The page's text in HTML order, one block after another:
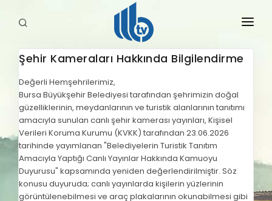
HABERLER
YAYINLARIMIZ
Şehir Kameraları Hakkında Bilgilendirme
Değerli Hemşehrilerimiz,
Bursa Büyükşehir Belediyesi tarafından şehrimizin doğal
güzelliklerinin, meydanlarının ve turistik alanlarının tanıtımı
amacıyla sunulan canlı şehir kamerası yayınları, Kişisel
Verileri Koruma Kurumu (KVKK) tarafından 23.06.2026
tarihinde yayımlanan "Belediyelerin Turistik Tanıtım
Amacıyla Yaptığı Canlı Yayınlar Hakkında Kamuoyu
Duyurusu" kapsamında yeniden değerlendirilmiştir. Söz
konusu duyuruda; canlı yayınlarda kişilerin yüzlerinin
görüntülenebilmesi ve araç plakalarının okunabilmesi gibi